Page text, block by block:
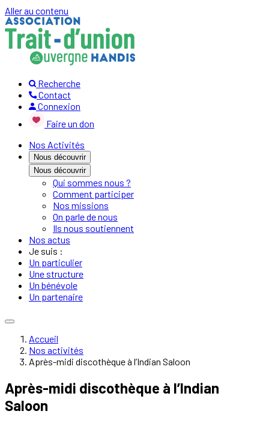
Aller au contenu
Recherche
Contact
Connexion
Faire un don
Nos Activités
Nous découvrir
Nous découvrir
Qui sommes nous ?
Comment participer
Nos missions
On parle de nous
Ils nous soutiennent
Nos actus
Je suis :
Un particulier
Une structure
Un bénévole
Un partenaire
Accueil
Nos activités
Après-midi discothèque à l’Indian Saloon
Après-midi discothèque à l’Indian
Saloon